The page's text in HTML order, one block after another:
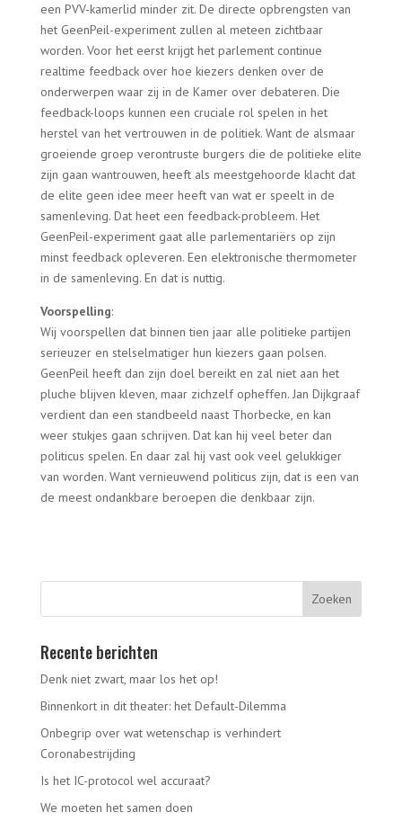
een PVV-kamerlid minder zit. De directe opbrengsten van
het GeenPeil-experiment zullen al meteen zichtbaar
worden. Voor het eerst krijgt het parlement continue
realtime feedback over hoe kiezers denken over de
onderwerpen waar zij in de Kamer over debateren. Die
feedback-loops kunnen een cruciale rol spelen in het
herstel van het vertrouwen in de politiek. Want de alsmaar
groeiende groep verontruste burgers die de politieke elite
zijn gaan wantrouwen, heeft als meestgehoorde klacht dat
de elite geen idee meer heeft van wat er speelt in de
samenleving. Dat heet een feedback-probleem. Het
GeenPeil-experiment gaat alle parlementariërs op zijn
minst feedback opleveren. Een elektronische thermometer
in de samenleving. En dat is nuttig.
Voorspelling:
Wij voorspellen dat binnen tien jaar alle politieke partijen
serieuzer en stelselmatiger hun kiezers gaan polsen.
GeenPeil heeft dan zijn doel bereikt en zal niet aan het
pluche blijven kleven, maar zichzelf opheffen. Jan Dijkgraaf
verdient dan een standbeeld naast Thorbecke, en kan
weer stukjes gaan schrijven. Dat kan hij veel beter dan
politicus spelen. En daar zal hij vast ook veel gelukkiger
van worden. Want vernieuwend politicus zijn, dat is een van
de meest ondankbare beroepen die denkbaar zijn.
Recente berichten
Denk niet zwart, maar los het op!
Binnenkort in dit theater: het Default-Dilemma
Onbegrip over wat wetenschap is verhindert
Coronabestrijding
Is het IC-protocol wel accuraat?
We moeten het samen doen